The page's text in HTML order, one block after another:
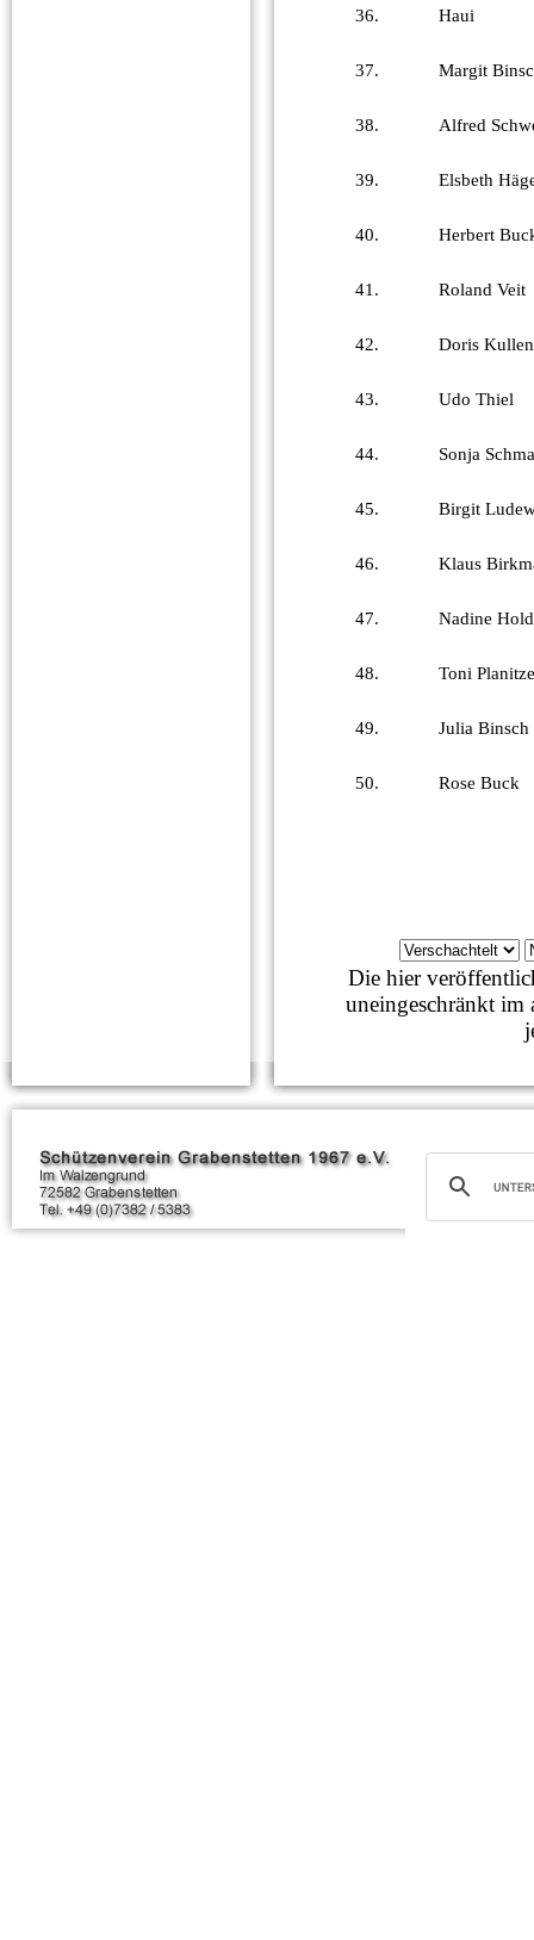
36. Haui
37. Margit
38. Alfred
39. Elsbeth
40. Herbert
41. Roland Veit
42. Doris Kullen
43. Udo Thiel
44. Sonja
45. Birgit
46. Klaus
47. Nadine
48. Toni
49. Julia Binsch
50. Rose Buck
Die hier
uneingeschränkt im